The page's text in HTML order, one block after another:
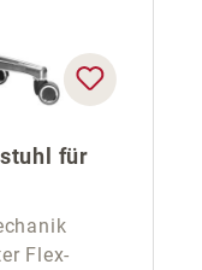
für
Flex-